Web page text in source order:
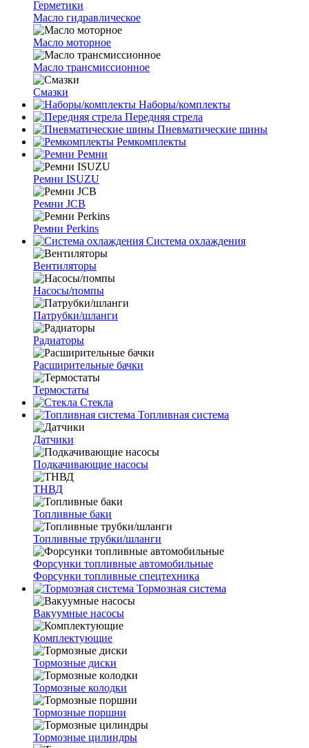
Герметики
Масло гидравлическое
Масло моторное
Масло трансмиссионное
Смазки
Наборы/комплекты
Передняя стрела
Пневматические шины
Ремкомплекты
Ремни
Ремни ISUZU
Ремни JCB
Ремни Perkins
Система охлаждения
Вентиляторы
Насосы/помпы
Патрубки/шланги
Радиаторы
Расширительные бачки
Термостаты
Стекла
Топливная система
Датчики
Подкачивающие насосы
ТНВД
Топливные баки
Топливные трубки/шланги
Форсунки топливные автомобильные
Форсунки топливные спецтехника
Тормозная система
Вакуумные насосы
Комплектующие
Тормозные диски
Тормозные колодки
Тормозные поршни
Тормозные цилиндры